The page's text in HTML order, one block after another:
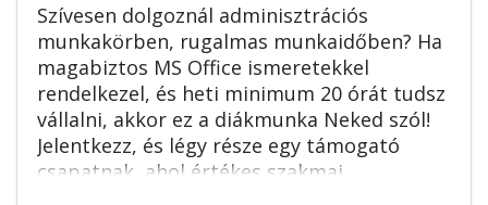
Szívesen dolgoznál adminisztrációs
munkakörben, rugalmas munkaidőben? Ha
magabiztos MS Office ismeretekkel
rendelkezel, és heti minimum 20 órát tudsz
vállalni, akkor ez a diákmunka Neked szól!
Jelentkezz, és légy része egy támogató
csapatnak, ahol értékes szakmai